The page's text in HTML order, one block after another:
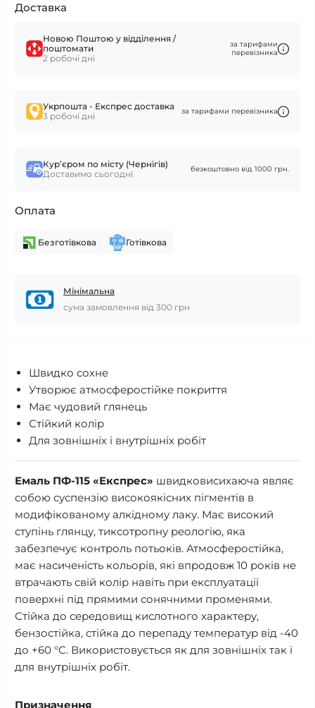
Доставка
Новою Поштою у відділення /
поштомати
2 робочі дні
за тарифами
перевізника
Укрпошта - Експрес доставка
3 робочі дні
за тарифами перевізника
Курʼєром по місту (Чернігів)
Доставимо сьогодні
безкоштовно від 1000 грн.
Оплата
Безготівкова Готівкова
Мінімальна
сума замовлення від 300 грн
Швидко сохне
Утворює атмосферостійке покриття
Має чудовий глянець
Стійкий колір
Для зовнішніх і внутрішніх робіт
Емаль ПФ-115 «Експрес» швидковисихаюча являє
собою суспензію високоякісних пігментів в
модифікованому алкідному лаку. Має високий
ступінь глянцу, тиксотропну реологію, яка
забезпечує контроль потьоків. Атмосферостійка,
має насиченість кольорів, які впродовж 10 років не
втрачають свій колір навіть при експлуатації
поверхні під прямими сонячними променями.
Стійка до середовищ кислотного характеру,
бензостійка, стійка до перепаду температур від -40
до +60 °С. Використовується як для зовнішніх так і
для внутрішніх робіт.
Призначення